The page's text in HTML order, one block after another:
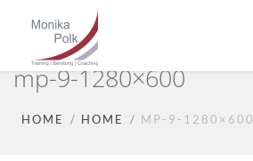
mp-9-1280×600
HOME HOME MP-9-1280×600